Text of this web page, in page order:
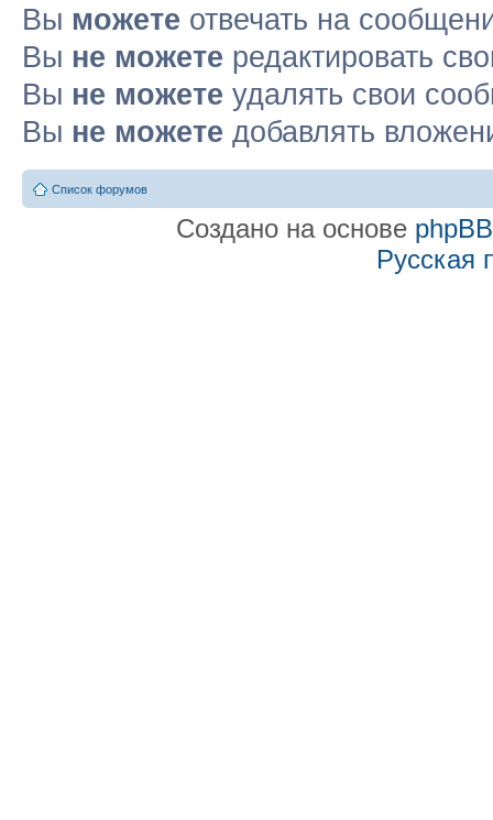
Вы можете отвечать на
Вы не можете редактировать
Вы не можете удалять свои
Вы не можете добавлять
Список форумов
Создано на основе phpBB
Русская